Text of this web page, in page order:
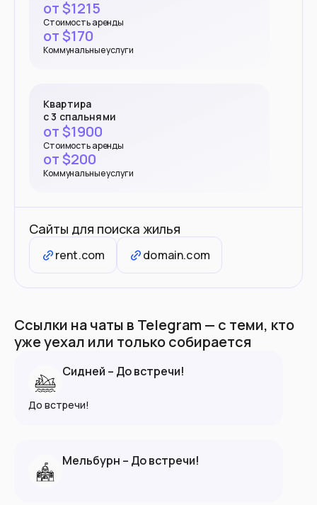
от $1215
Стоимость аренды
от $170
Коммунальные услуги
Квартира
с 3 спальнями
от $1900
Стоимость аренды
от $200
Коммунальные услуги
Сайты для поиска жилья
rent.com domain.com
Ссылки на чаты в Telegram — с теми, кто
уже уехал или только собирается
Сидней – До встречи!
До встречи!
Мельбурн – До встречи!